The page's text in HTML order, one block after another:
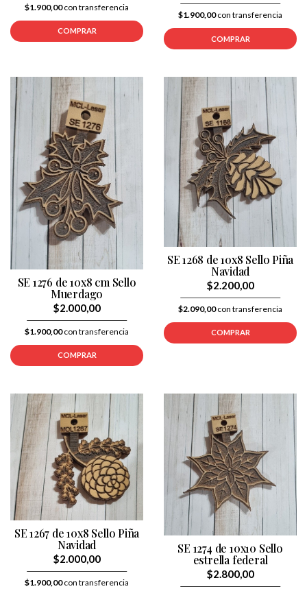
$1.900,00con transferencia
COMPRAR
$1.900,00con transferencia
COMPRAR
SE 1276 de 10x8 cm Sello
Muerdago
$2.000,00
$1.900,00con transferencia
COMPRAR
SE 1268 de 10x8 Sello Piña
Navidad
$2.200,00
$2.090,00con transferencia
COMPRAR
SE 1267 de 10x8 Sello Piña
Navidad
$2.000,00
$1.900,00con transferencia
SE 1274 de 10x10 Sello
estrella federal
$2.800,00